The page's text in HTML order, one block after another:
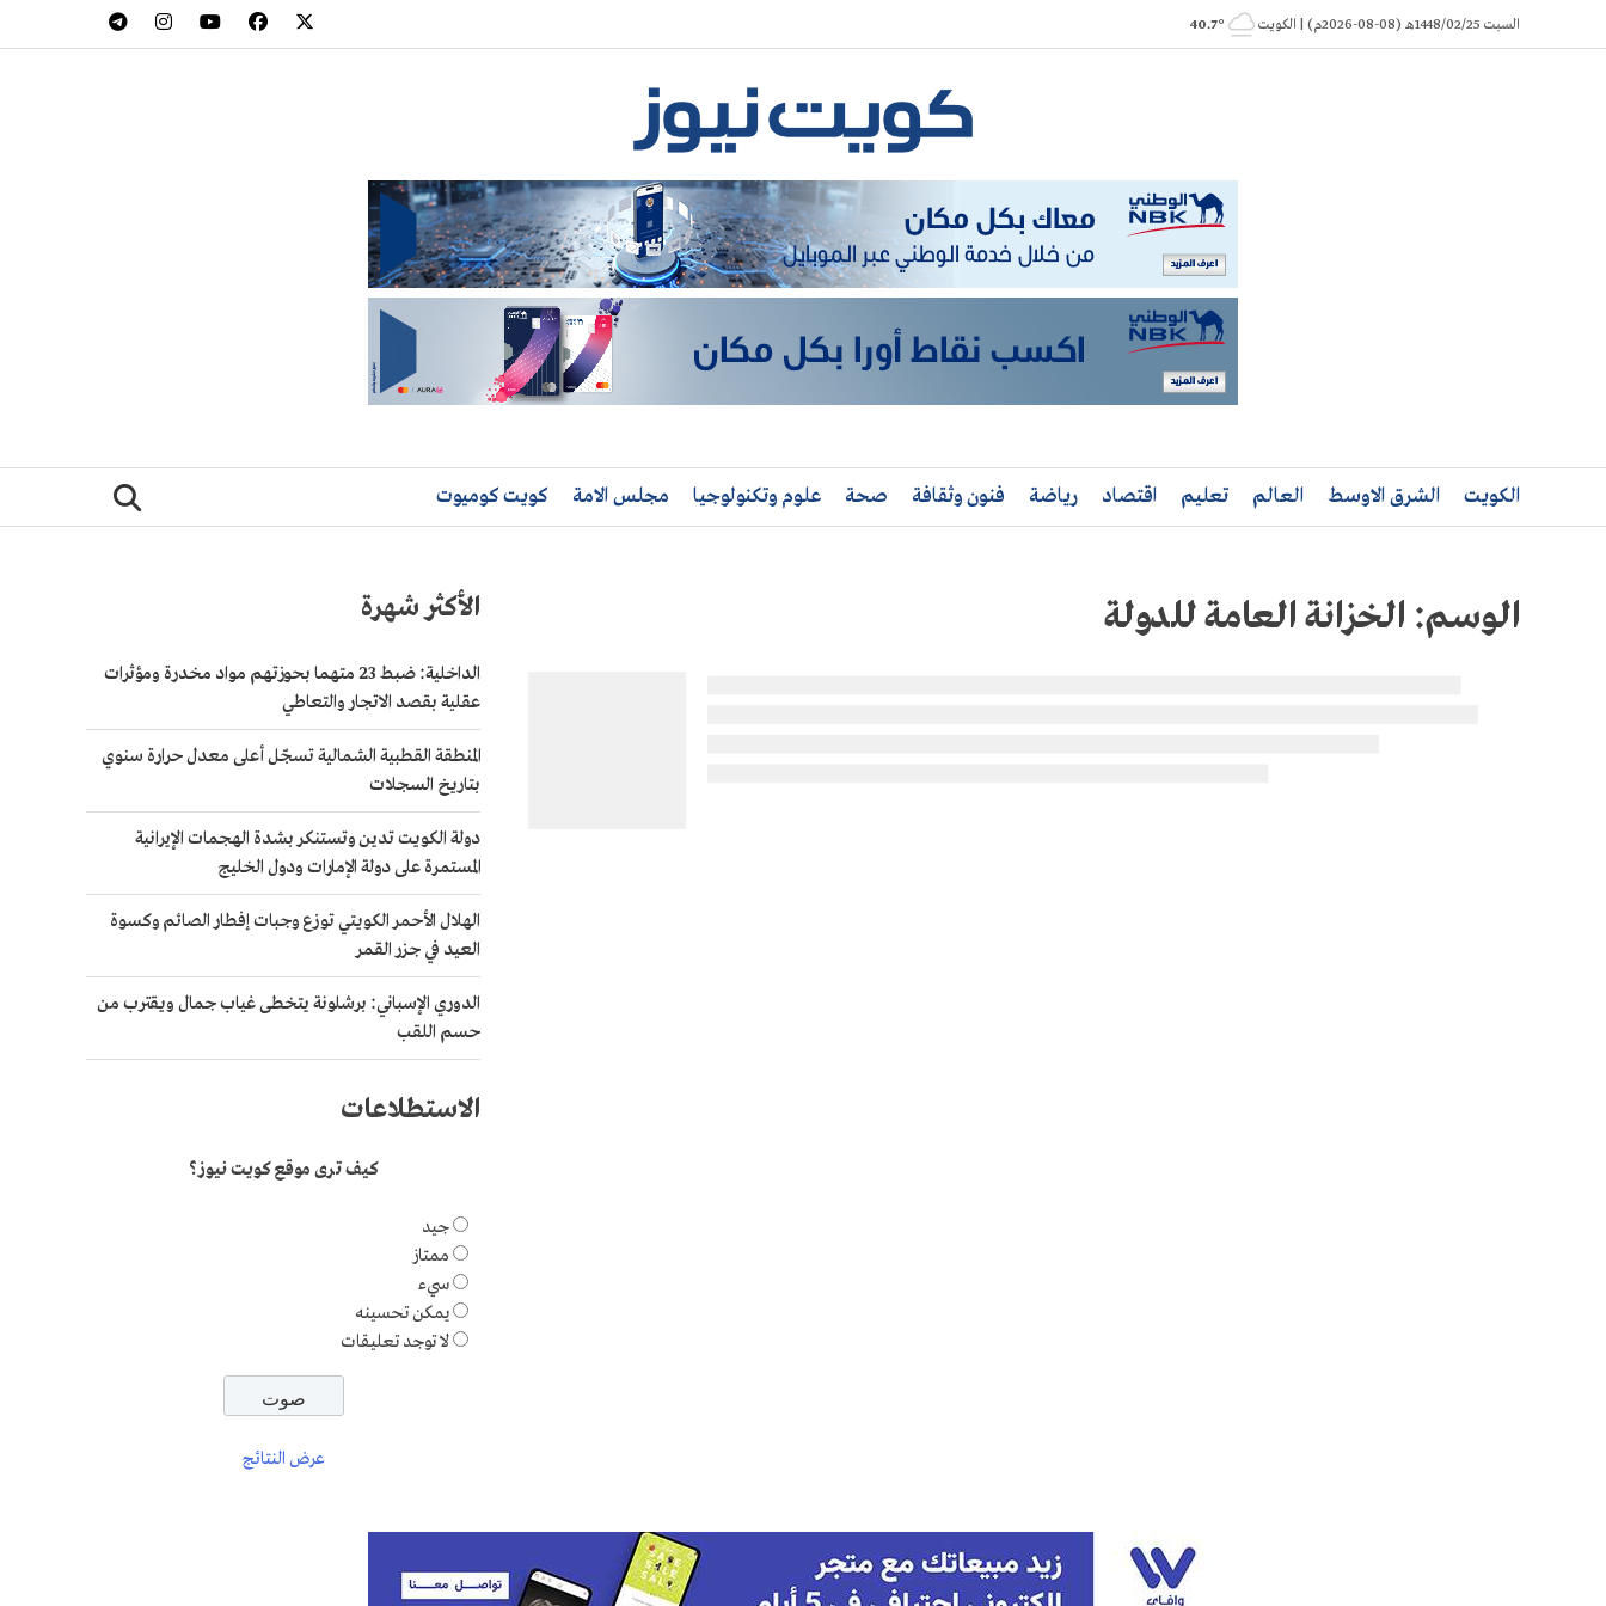
to
السبت 1448/02/25هـ (08-08-2026م) | الكويت ° 40.7
الكويت الشرق الاوسط العالم تعليم اقتصاد رياضة فنون وثقافة صحة علوم وتكنولوجيا مجلس الامة كويت كوميوت
الوسم: الخزانة العامة للدولة الأكثر شهرة
الداخلية: ضبط 23 متهما بحوزتهم مواد مخدرة ومؤثرات
عقلية بقصد الاتجار والتعاطي
المنطقة القطبية الشمالية تسجّل أعلى معدل حرارة سنوي
بتاريخ السجلات
دولة الكويت تدين وتستنكر بشدة الهجمات الإيرانية
المستمرة على دولة الإمارات ودول الخليج
الهلال الأحمر الكويتي توزع وجبات إفطار الصائم وكسوة
العيد في جزر القمر
الدوري الإسباني: برشلونة يتخطى غياب جمال ويقترب من
حسم اللقب
الاستطلاعات
كيف ترى موقع كويت نيوز؟
جيد
ممتاز
سيء
يمكن تحسينه
لا توجد تعليقات
عرض النتائج